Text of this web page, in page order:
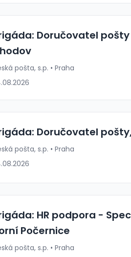
Doručovatel
pošta, s.p. • Praha
Doručovatel
pošta, s.p. • Praha
HR podpora -
Počernice
pošta, s.p. • Praha